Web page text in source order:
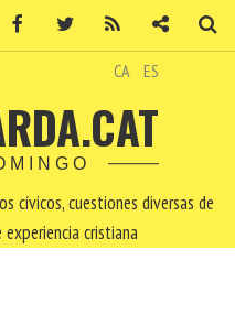
CA ES
cívicos, cuestiones diversas de
cristiana
Facebook Twitter Contacto